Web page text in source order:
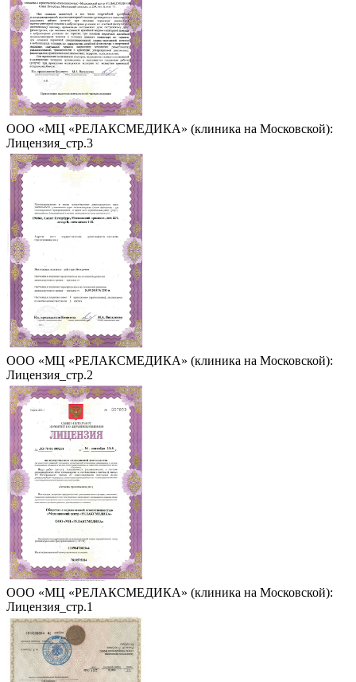
ООО «МЦ «РЕЛАКСМЕДИКА» (клиника на Московской):
Лицензия_стр.3
ООО «МЦ «РЕЛАКСМЕДИКА» (клиника на Московской):
Лицензия_стр.2
ООО «МЦ «РЕЛАКСМЕДИКА» (клиника на Московской):
Лицензия_стр.1